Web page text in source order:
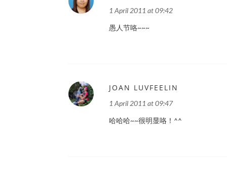
1 April 2011 at 09:42
愚人节咯~~~
JOAN LUVFEELIN
1 April 2011 at 09:47
哈哈哈~~很明显咯！^^